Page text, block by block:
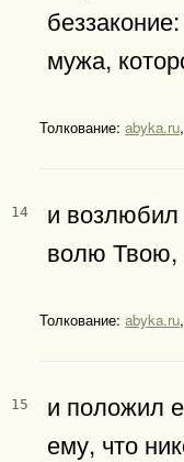
мужа,
Толкование: abyka.ru,
14
и
волю Твою,
Толкование: abyka.ru,
15
и положил
ему, что